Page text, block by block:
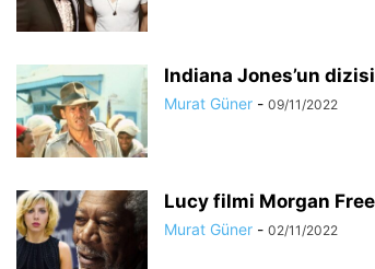
Indiana Jones’un
Murat Güner - 09/11/2022
Lucy filmi Morgan
Murat Güner - 02/11/2022